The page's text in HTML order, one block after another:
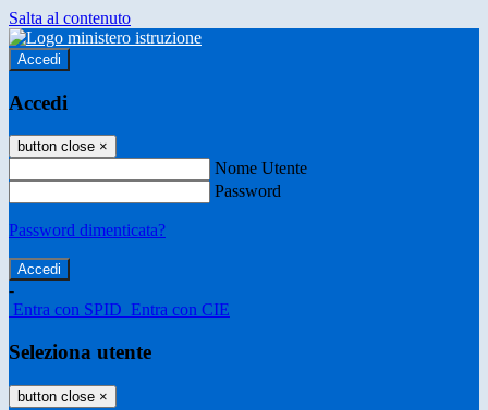
Salta al contenuto
Accedi
Accedi
button close ×
Nome Utente
Password
Password dimenticata?
-
Entra con SPID Entra con CIE
Seleziona utente
button close ×